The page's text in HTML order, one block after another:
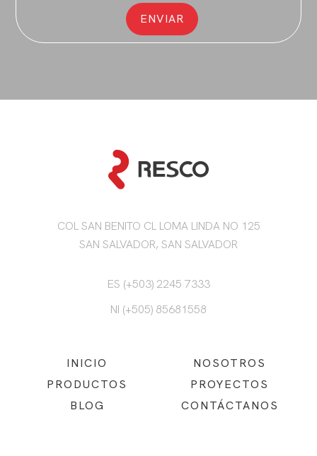
COL SAN BENITO CL LOMA LINDA NO 125
SAN SALVADOR, SAN SALVADOR
ES (+503) 2245 7333
NI (+505) 85681558
INICIO
NOSOTROS
PRODUCTOS
PROYECTOS
BLOG
CONTÁCTANOS